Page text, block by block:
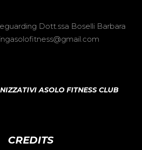
Dott.ssa Boselli Barbara
ASOLO FITNESS CLUB
CREDITS